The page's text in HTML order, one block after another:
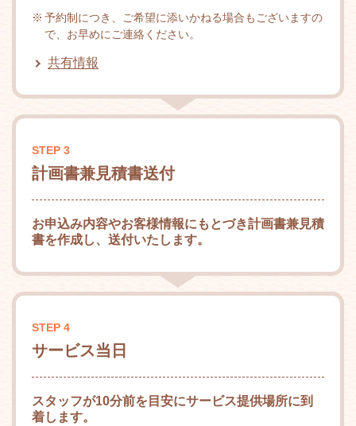
予約制につき、ご希望に添いかねる場合もございますの
で、お早めにご連絡ください。
共有情報
STEP 3
計画書兼見積書送付
お申込み内容やお客様情報にもとづき計画書兼見積
書を作成し、送付いたします。
STEP 4
サービス当日
スタッフが10分前を目安にサービス提供場所に到
着します。